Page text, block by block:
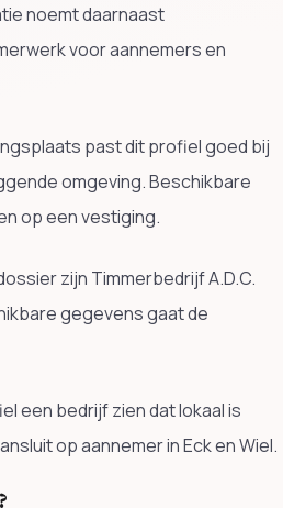
noemt daarnaast
voor aannemers en
past dit profiel goed bij
omgeving. Beschikbare
op een vestiging.
zijn Timmerbedrijf A.D.C.
gegevens gaat de
een bedrijf zien dat lokaal is
op aannemer in Eck en Wiel.